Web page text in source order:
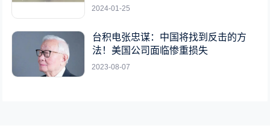
2024-01-25
台积电张忠谋：中国将找到反击的方
法！美国公司面临惨重损失
2023-08-07